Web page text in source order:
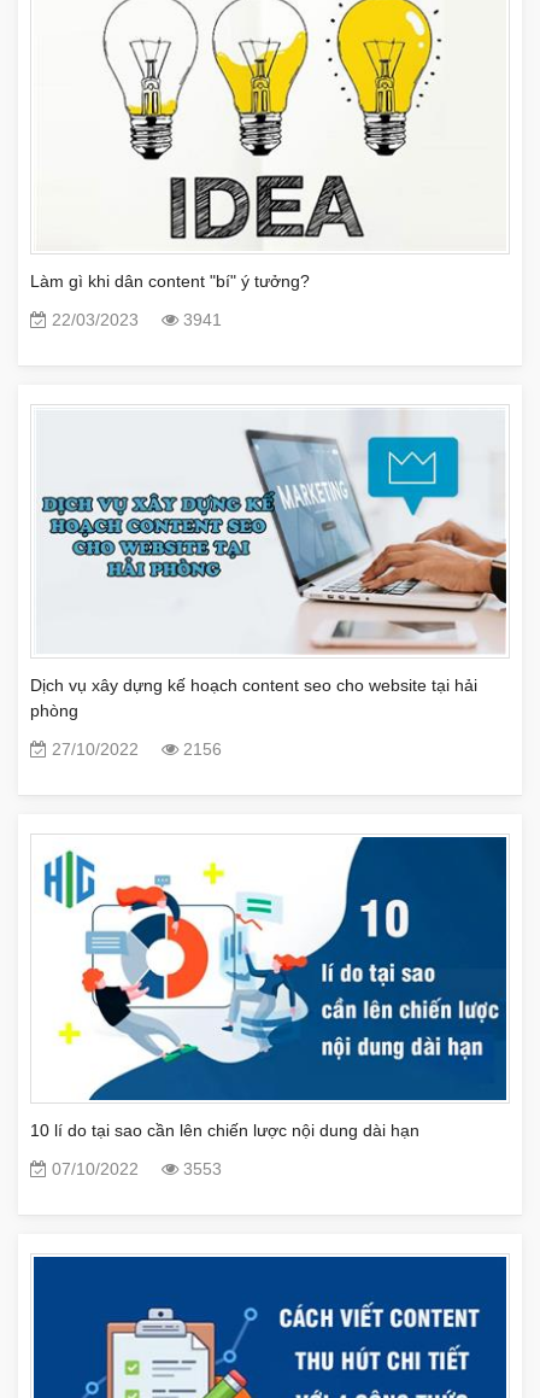
Làm gì khi dân content "bí" ý tưởng?
22/03/2023
3941
Dịch vụ xây dựng kế hoạch content seo cho website tại hải
phòng
27/10/2022
2156
10 lí do tại sao cần lên chiến lược nội dung dài hạn
07/10/2022
3553